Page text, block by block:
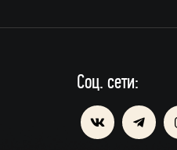
Соц. сети: